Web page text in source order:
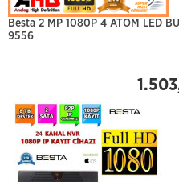
Besta 2 MP 1080P 4 ATOM LED
9556